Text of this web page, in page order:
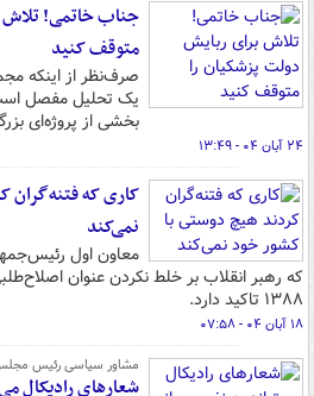
جناب خاتمی! تلاش
متوقف کنید
صرف‌نظر از اینکه
یک تحلیل مفصل
بخشی از پروژه‌ای
۲۴ آبان ۰۴ - ۱۳:۴۹
کاری که فتنه‌گران
نمی‌کند
معاون اول
که رهبر انقلاب بر خلط نکردن عنوان
۱۳۸۸ تاکید دارد.
۱۸ آبان ۰۴ - ۰۷:۵۸
مشاور سیاسی رئیس
شعارهای رادیکال